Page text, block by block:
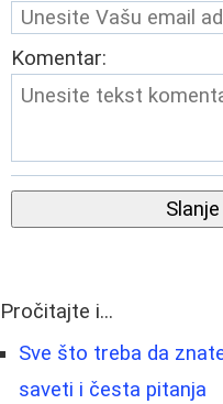
Komentar:
Pročitajte i...
Sve što treba da
saveti i česta pitanja